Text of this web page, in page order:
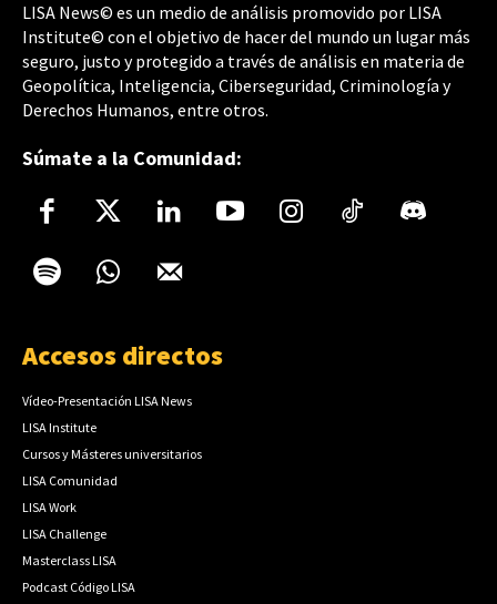
LISA News© es un medio de análisis promovido por LISA
Institute© con el objetivo de hacer del mundo un lugar más
seguro, justo y protegido a través de análisis en materia de
Geopolítica, Inteligencia, Ciberseguridad, Criminología y
Derechos Humanos, entre otros.
Súmate a la Comunidad:
Accesos directos
Vídeo-Presentación LISA News
LISA Institute
Cursos y Másteres universitarios
LISA Comunidad
LISA Work
LISA Challenge
Masterclass LISA
Podcast Código LISA